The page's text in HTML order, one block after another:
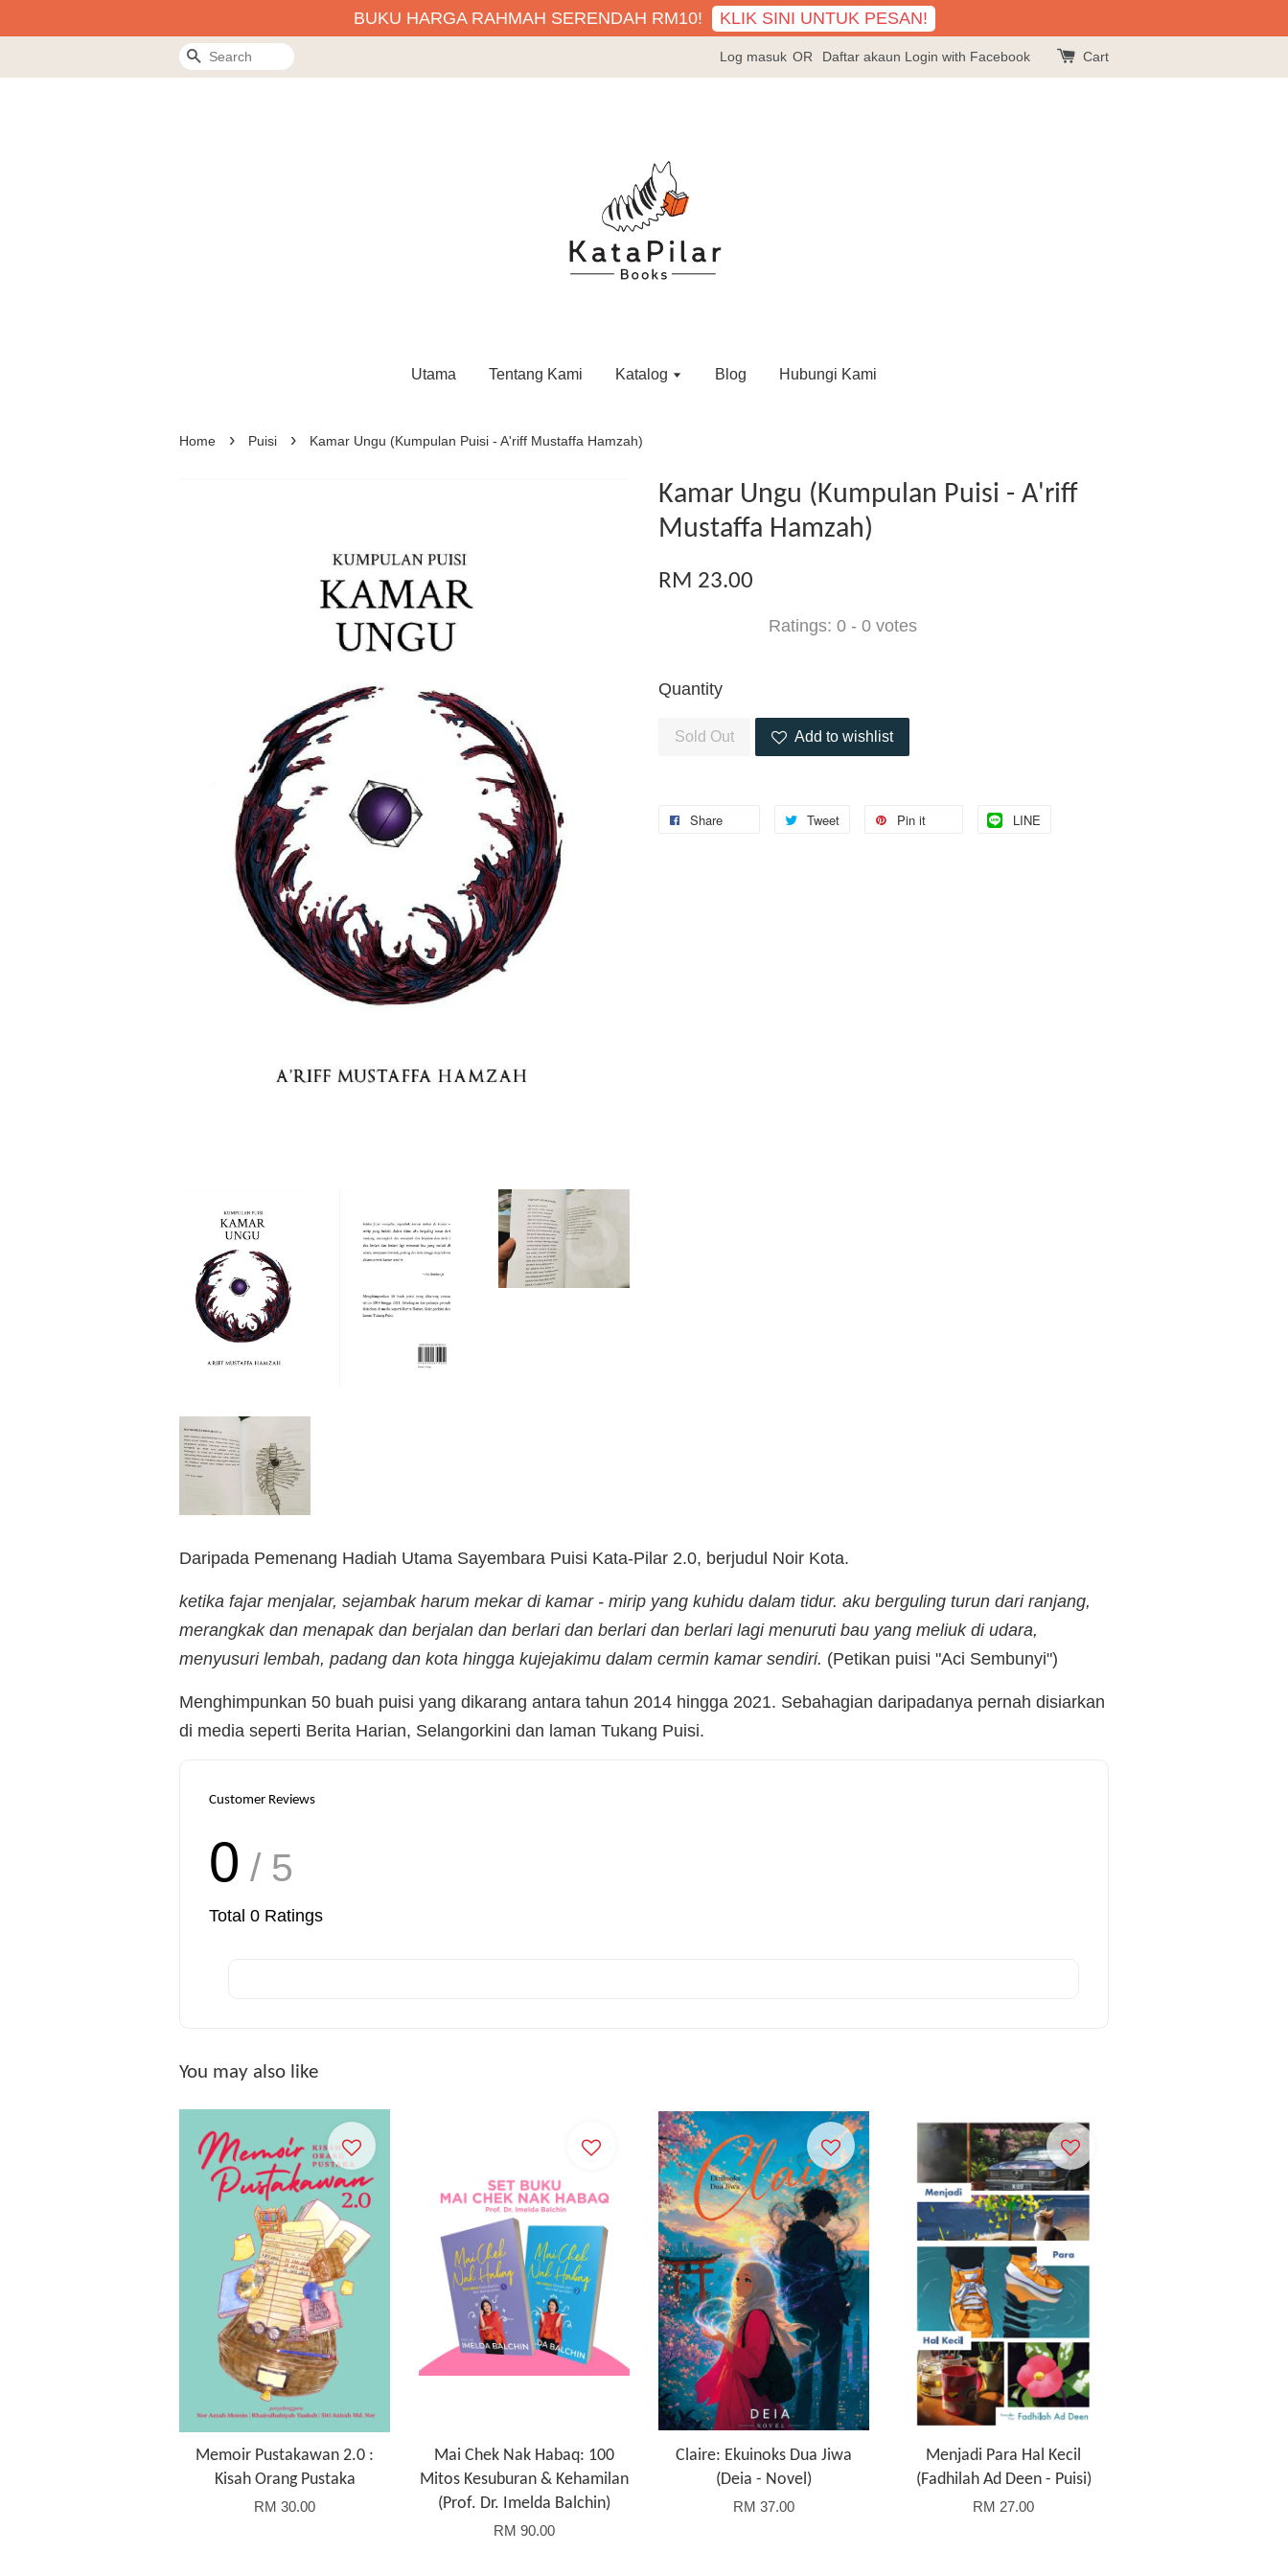
BUKU HARGA RAHMAH SERENDAH RM10! KLIK SINI UNTUK PESAN!
Search Log masuk OR Daftar akaun Login with Facebook Cart
Utama Tentang Kami Katalog Blog Hubungi Kami
Home › Puisi › Kamar Ungu (Kumpulan Puisi - A'riff Mustaffa Hamzah)
Kamar Ungu (Kumpulan Puisi - A'riff
Mustaffa Hamzah)
RM 23.00
Ratings: 0 - 0 votes
Quantity
Sold Out Add to wishlist
Share Tweet Pin it LINE
Daripada Pemenang Hadiah Utama Sayembara Puisi Kata-Pilar 2.0, berjudul Noir Kota.
ketika fajar menjalar, sejambak harum mekar di kamar - mirip yang kuhidu dalam tidur. aku berguling turun dari ranjang,
merangkak dan menapak dan berjalan dan berlari dan berlari dan berlari lagi menuruti bau yang meliuk di udara,
menyusuri lembah, padang dan kota hingga kujejakimu dalam cermin kamar sendiri. (Petikan puisi "Aci Sembunyi")
Menghimpunkan 50 buah puisi yang dikarang antara tahun 2014 hingga 2021. Sebahagian daripadanya pernah disiarkan
di media seperti Berita Harian, Selangorkini dan laman Tukang Puisi.
Customer Reviews
0 / 5
Total 0 Ratings
You may also like
Memoir Pustakawan 2.0 :
Kisah Orang Pustaka
RM 30.00
Mai Chek Nak Habaq: 100
Mitos Kesuburan & Kehamilan
(Prof. Dr. Imelda Balchin)
RM 90.00
Claire: Ekuinoks Dua Jiwa
(Deia - Novel)
RM 37.00
Menjadi Para Hal Kecil
(Fadhilah Ad Deen - Puisi)
RM 27.00